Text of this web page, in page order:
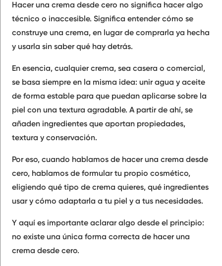
Hacer una crema desde cero no significa hacer algo
técnico o inaccesible. Significa entender cómo se
construye una crema, en lugar de comprarla ya hecha
y usarla sin saber qué hay detrás.
En esencia, cualquier crema, sea casera o comercial,
se basa siempre en la misma idea: unir agua y aceite
de forma estable para que puedan aplicarse sobre la
piel con una textura agradable. A partir de ahí, se
añaden ingredientes que aportan propiedades,
textura y conservación.
Por eso, cuando hablamos de hacer una crema desde
cero, hablamos de formular tu propio cosmético,
eligiendo qué tipo de crema quieres, qué ingredientes
usar y cómo adaptarla a tu piel y a tus necesidades.
Y aquí es importante aclarar algo desde el principio:
no existe una única forma correcta de hacer una
crema desde cero.